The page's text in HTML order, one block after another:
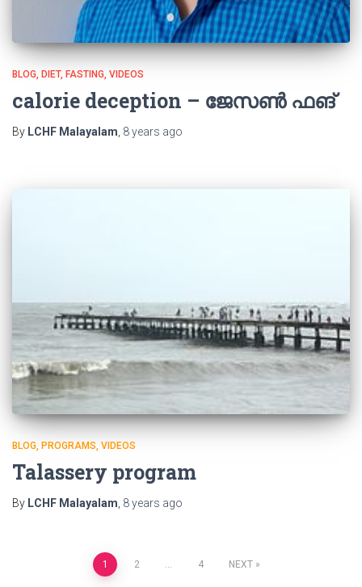
BLOG DIET FASTING VIDEOS
calorie deception – ജേസൺ ഫങ്
By LCHF Malayalam 8 years ago
BLOG PROGRAMS VIDEOS
Talassery program
By LCHF Malayalam 8 years ago
1 2 … 4 NEXT